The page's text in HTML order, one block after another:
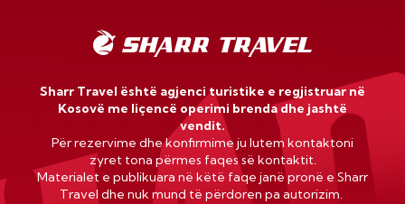
Sharr Travel është agjenci turistike e regjistruar në
Kosovë me liçencë operimi brenda dhe jashtë
vendit.
Për rezervime dhe konfirmime ju lutem kontaktoni
zyret tona përmes faqes së kontaktit.
Materialet e publikuara në këtë faqe janë pronë e Sharr
Travel dhe nuk mund të përdoren pa autorizim.